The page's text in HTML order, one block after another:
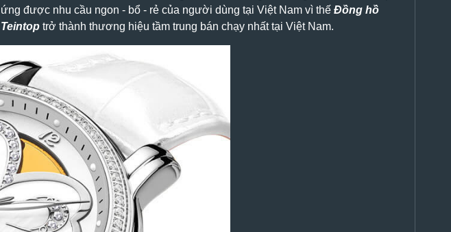
ứng được nhu cầu ngon - bổ - rẻ của người dùng tại Việt Nam vì thế Đồng hồ
Teintop trở thành thương hiệu tầm trung bán chạy nhất tại Việt Nam.